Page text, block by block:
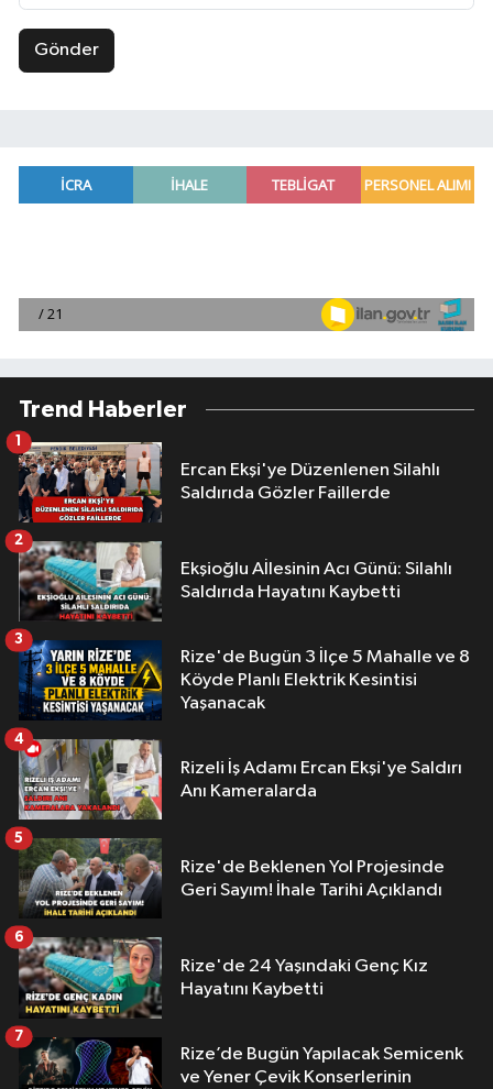
Gönder
Trend Haberler
Ercan Ekşi'ye Düzenlenen Silahlı
Saldırıda Gözler Faillerde
1
Ekşioğlu Aİlesinin Acı Günü: Silahlı
Saldırıda Hayatını Kaybetti
2
Rize'de Bugün 3 İlçe 5 Mahalle ve 8
Köyde Planlı Elektrik Kesintisi
Yaşanacak
3
Rizeli İş Adamı Ercan Ekşi'ye Saldırı
Anı Kameralarda
4
Rize'de Beklenen Yol Projesinde
Geri Sayım! İhale Tarihi Açıklandı
5
Rize'de 24 Yaşındaki Genç Kız
Hayatını Kaybetti
6
Rize’de Bugün Yapılacak Semicenk
ve Yener Çevik Konserlerinin
7